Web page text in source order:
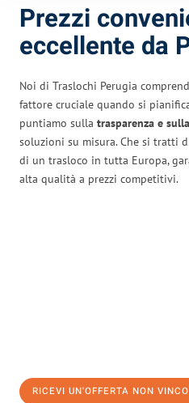
Prezzi
eccellente da
Noi di Traslochi Perugia
fattore cruciale quando si
puntiamo sulla trasparenza e
soluzioni su misura. Che si tratti
di un trasloco in tutta Europa,
alta qualità a prezzi competitivi.
RICEVI UN'OFFERTA NON